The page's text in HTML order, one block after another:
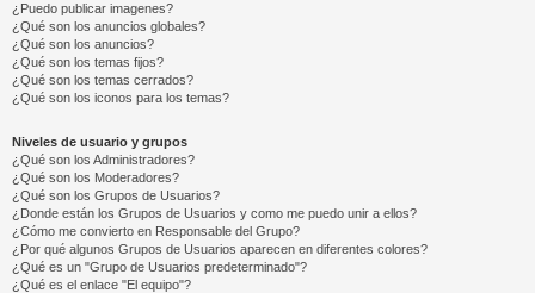
¿Puedo publicar imagenes?
¿Qué son los anuncios globales?
¿Qué son los anuncios?
¿Qué son los temas fijos?
¿Qué son los temas cerrados?
¿Qué son los iconos para los temas?
Niveles de usuario y grupos
¿Qué son los Administradores?
¿Qué son los Moderadores?
¿Qué son los Grupos de Usuarios?
¿Donde están los Grupos de Usuarios y como me puedo unir a ellos?
¿Cómo me convierto en Responsable del Grupo?
¿Por qué algunos Grupos de Usuarios aparecen en diferentes colores?
¿Qué es un "Grupo de Usuarios predeterminado"?
¿Qué es el enlace "El equipo"?